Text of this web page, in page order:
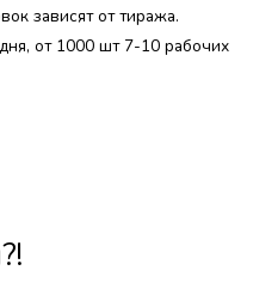
зависят от тиража.
от 1000 шт 7-10 рабочих